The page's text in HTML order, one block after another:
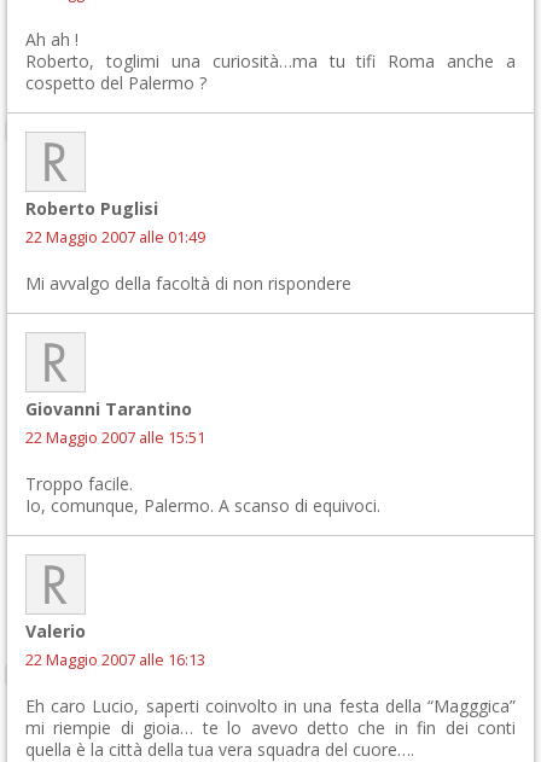
Ah ah !
Roberto, toglimi una curiosità…ma tu tifi Roma anche a
cospetto del Palermo ?
Roberto Puglisi
22 Maggio 2007 alle 01:49
Mi avvalgo della facoltà di non rispondere
Giovanni Tarantino
22 Maggio 2007 alle 15:51
Troppo facile.
Io, comunque, Palermo. A scanso di equivoci.
Valerio
22 Maggio 2007 alle 16:13
Eh caro Lucio, saperti coinvolto in una festa della “Magggica”
mi riempie di gioia… te lo avevo detto che in fin dei conti
quella è la città della tua vera squadra del cuore….